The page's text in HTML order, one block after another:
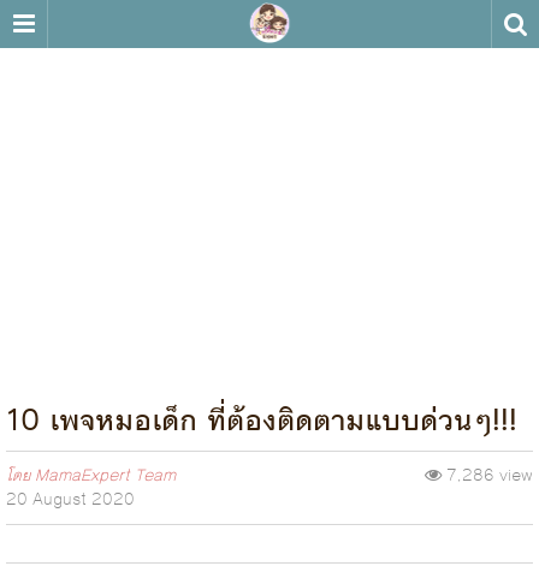
10 เพจหมอเด็ก ที่ต้องติดตามแบบด่วนๆ!!!
โดยMamaExpert Team
20 August 2020
7,286 view